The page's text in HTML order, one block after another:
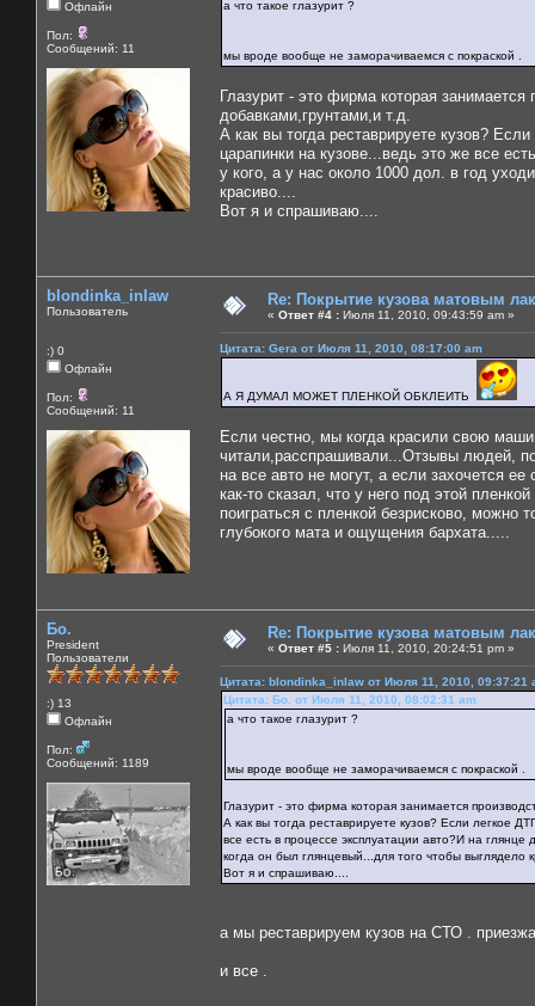
Офлайн
Пол:
Сообщений: 11
а что такое глазурит ?
мы вроде вообще не заморачиваемся с покраской .
Глазурит - это фирма которая
добавками,грунтами,и т.д.
А как вы тогда реставрируете кузов?
царапинки на кузове...ведь это же все
у кого, а у нас около 1000 дол. в год
красиво....
Вот я и спрашиваю....
blondinka_inlaw
Пользователь
:) 0
Офлайн
Пол:
Сообщений: 11
Re: Покрытие кузова матовым
« Ответ #4 : Июля 11, 2010, 09:43:59 am »
Цитата: Gera от Июля 11, 2010, 08:17:00 am
А Я ДУМАЛ МОЖЕТ ПЛЕНКОЙ ОБКЛЕИТЬ
Если честно, мы когда красили свою
читали,расспрашивали...Отзывы людей,
на все авто не могут, а если захочется
как-то сказал, что у него под этой
поиграться с пленкой безрисково, можно
глубокого мата и ощущения бархата.....
Бо.
President
Пользователи
:) 13
Офлайн
Пол:
Сообщений: 1189
Re: Покрытие кузова матовым
« Ответ #5 : Июля 11, 2010, 20:24:51 pm »
Цитата: blondinka_inlaw от Июля 11, 2010, 09:37:21
Цитата: Бо. от Июля 11, 2010, 08:02:31 am
а что такое глазурит ?
мы вроде вообще не заморачиваемся с покраской .
Глазурит - это фирма которая занимается
А как вы тогда реставрируете кузов? Если легкое
все есть в процессе эксплуатации авто?И на
когда он был глянцевый...для того чтобы выглядело
Вот я и спрашиваю....
а мы реставрируем кузов на СТО .
и все .